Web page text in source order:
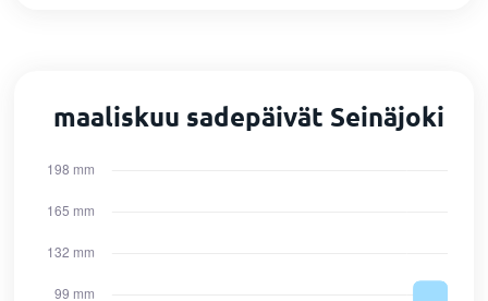
maaliskuu sadepäivät Seinäjoki